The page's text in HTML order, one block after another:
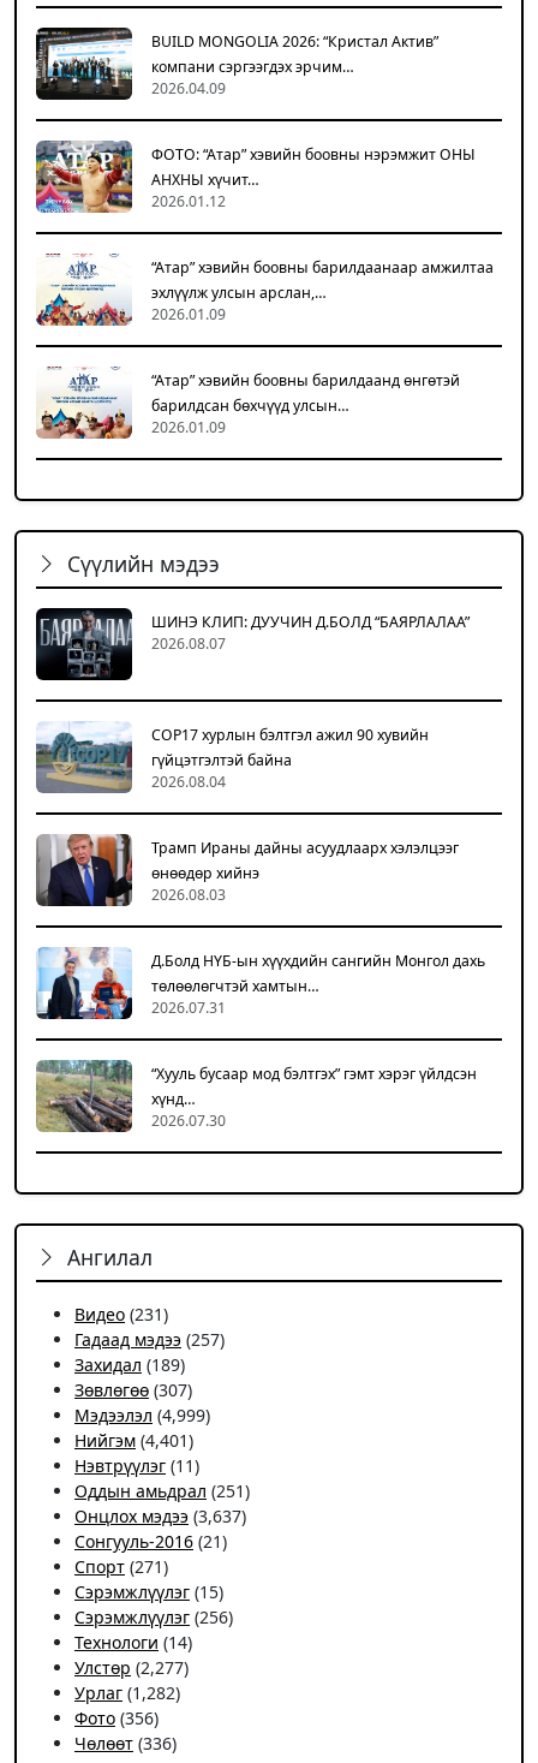
BUILD MONGOLIA 2026: “Кристал Актив”
компани сэргээгдэх эрчим…
2026.04.09
ФОТО: “Атар” хэвийн боовны нэрэмжит ОНЫ
АНХНЫ хүчит…
2026.01.12
“Атар” хэвийн боовны барилдаанаар амжилтаа
эхлүүлж улсын арслан,…
2026.01.09
“Атар” хэвийн боовны барилдаанд өнгөтэй
барилдсан бөхчүүд улсын…
2026.01.09
Сүүлийн мэдээ
ШИНЭ КЛИП: ДУУЧИН Д.БОЛД “БАЯРЛАЛАА”
2026.08.07
COP17 хурлын бэлтгэл ажил 90 хувийн
гүйцэтгэлтэй байна
2026.08.04
Трамп Ираны дайны асуудлаарх хэлэлцээг
өнөөдөр хийнэ
2026.08.03
Д.Болд НҮБ-ын хүүхдийн сангийн Монгол дахь
төлөөлөгчтэй хамтын…
2026.07.31
“Хууль бусаар мод бэлтгэх” гэмт хэрэг үйлдсэн
хүнд…
2026.07.30
Ангилал
Видео (231)
Гадаад мэдээ (257)
Захидал (189)
Зөвлөгөө (307)
Мэдээлэл (4,999)
Нийгэм (4,401)
Нэвтрүүлэг (11)
Оддын амьдрал (251)
Онцлох мэдээ (3,637)
Сонгууль-2016 (21)
Спорт (271)
Сэрэмжлүүлэг (15)
Сэрэмжлүүлэг (256)
Технологи (14)
Улстөр (2,277)
Урлаг (1,282)
Фото (356)
Чѳлѳѳт (336)